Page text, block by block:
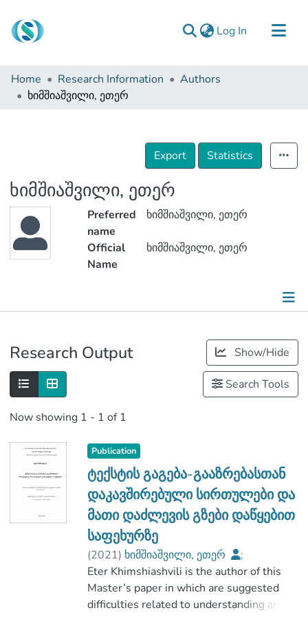
Log In (current)
Communities & Collections
Browse
Home Research Information
Authors
ხიმშიაშვილი, ეთერ
Export Statistics
ხიმშიაშვილი, ეთერ
Preferred
name
ხიმშიაშვილი, ეთერ
Official
Name
ხიმშიაშვილი, ეთერ
Research Output Show/Hide
Search Tools
Now showing 1 - 1 of 1
Publication
ტექსტის გაგება-გააზრებასთან
დაკავშირებული სირთულები და
მათი დაძლევის გზები დაწყებით
საფეხურზე
(2021) ხიმშიაშვილი, ეთერ
;
აბაშიძე, რომან
;
ჰუმანიტარულ მეცნიერებათა და
განათლების ფაკულტეტი
Eter Khimshiashvili is the author of this
Master’s paper in which are suggested
difficulties related to understanding and